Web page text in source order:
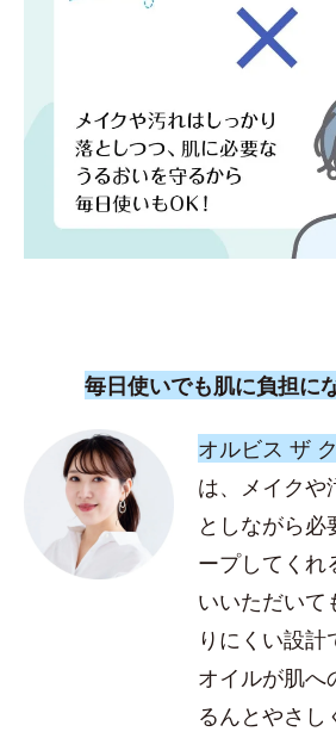
毎日使いでも肌に負担に
オルビス ザ
は、メイクや
としながら必
ープしてくれ
いいただいて
りにくい設計
オイルが肌へ
るんとやさし